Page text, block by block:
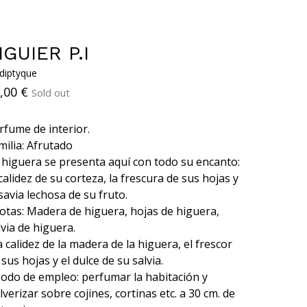
P.I
€ Sold out
de interior.
Afrutado
higuera se presenta aquí con todo su encanto:
de su corteza, la frescura de sus hojas y
lechosa de su fruto.
Madera de higuera, hojas de higuera,
de higuera.
calidez de la madera de la higuera, el frescor
hojas y el dulce de su salvia.
de empleo: perfumar la habitación y
sobre cojines, cortinas etc. a 30 cm. de